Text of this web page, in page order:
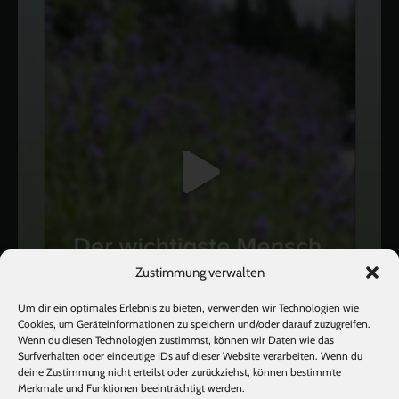
Zustimmung verwalten
Um dir ein optimales Erlebnis zu bieten, verwenden wir Technologien wie
Cookies, um Geräteinformationen zu speichern und/oder darauf zuzugreifen.
Wenn du diesen Technologien zustimmst, können wir Daten wie das
Surfverhalten oder eindeutige IDs auf dieser Website verarbeiten. Wenn du
deine Zustimmung nicht erteilst oder zurückziehst, können bestimmte
Merkmale und Funktionen beeinträchtigt werden.
Mehr laden Auf Instagram folgen